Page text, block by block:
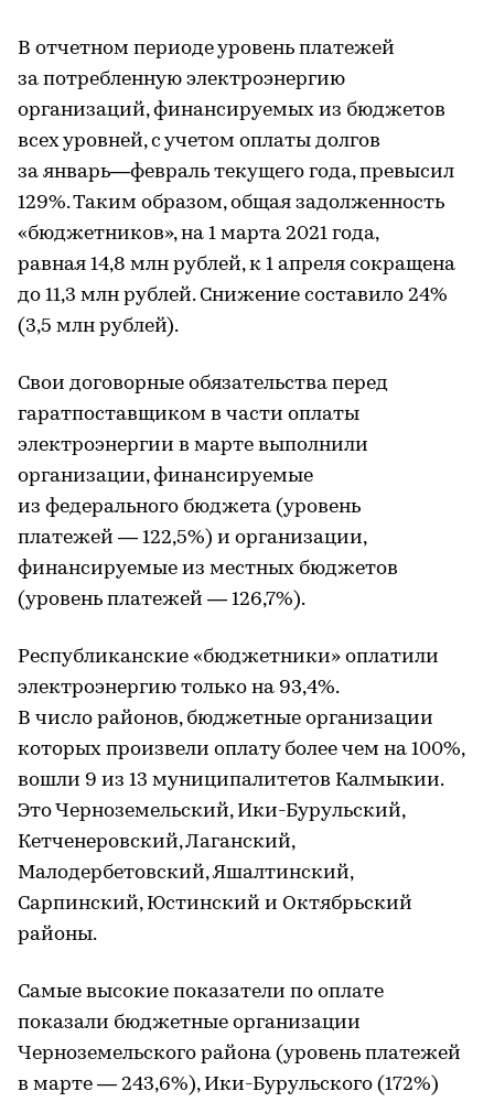
В отчетном периоде уровень платежей
за потребленную электроэнергию
организаций, финансируемых из бюджетов
всех уровней, с учетом оплаты долгов
за январь—февраль текущего года, превысил
129%. Таким образом, общая задолженность
«бюджетников», на 1 марта 2021 года,
равная 14,8 млн рублей, к 1 апреля сокращена
до 11,3 млн рублей. Снижение составило 24%
(3,5 млн рублей).
Свои договорные обязательства перед
гаратпоставщиком в части оплаты
электроэнергии в марте выполнили
организации, финансируемые
из федерального бюджета (уровень
платежей — 122,5%) и организации,
финансируемые из местных бюджетов
(уровень платежей — 126,7%).
Республиканские «бюджетники» оплатили
электроэнергию только на 93,4%.
В число районов, бюджетные организации
которых произвели оплату более чем на 100%,
вошли 9 из 13 муниципалитетов Калмыкии.
Это Черноземельский, Ики-Бурульский,
Кетченеровский, Лаганский,
Малодербетовский, Яшалтинский,
Сарпинский, Юстинский и Октябрьский
районы.
Самые высокие показатели по оплате
показали бюджетные организации
Черноземельского района (уровень платежей
в марте — 243,6%), Ики-Бурульского (172%)